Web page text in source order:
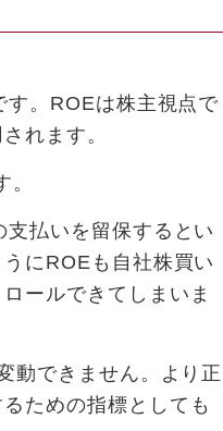
す。ROEは株主視点で
れます。
払いを留保するとい
にROEも自社株買い
ールできてしまいま
動できません。より正
ための指標としても